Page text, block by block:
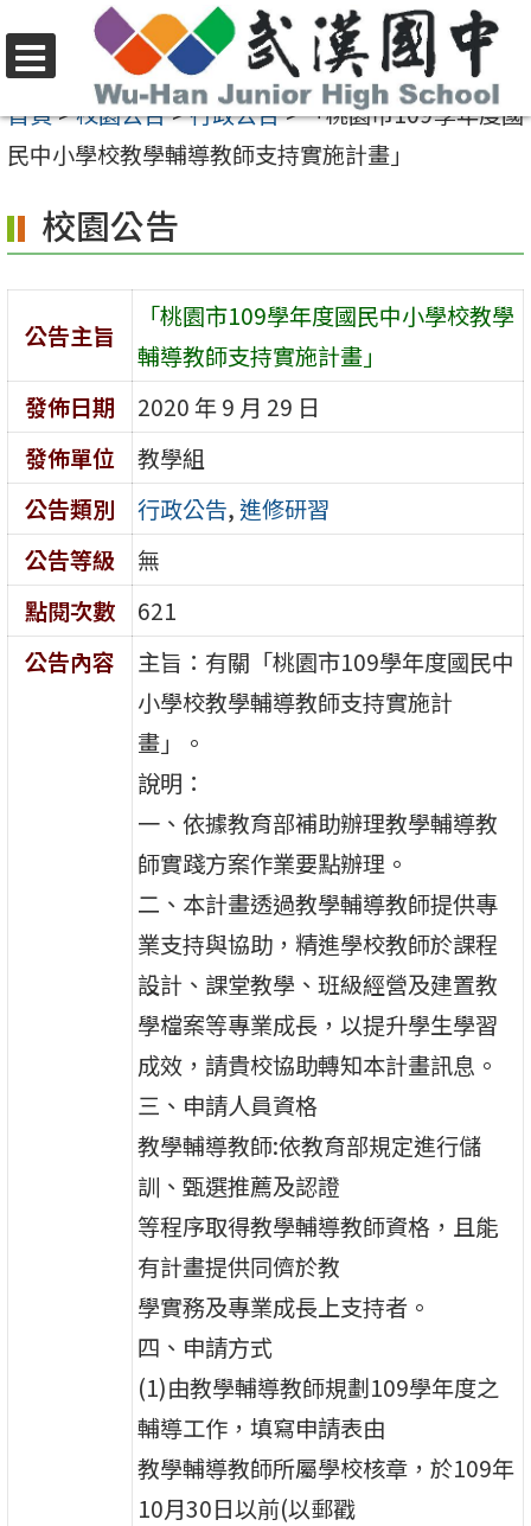
至
要
容
區
選
單
首頁>校園公告>行政公告>「桃園市109學年度國
民中小學校教學輔導教師支持實施計畫」
校園公告
公告主旨
「桃園市109學年度國民中小學校教學
輔導教師支持實施計畫」
發佈日期
2020 年 9 月 29 日
發佈單位
教學組
公告類別
行政公告,進修研習
公告等級
無
點閱次數
621
公告內容
主旨：有關「桃園市109學年度國民中
小學校教學輔導教師支持實施計
畫」。
說明：
一、依據教育部補助辦理教學輔導教
師實踐方案作業要點辦理。
二、本計畫透過教學輔導教師提供專
業支持與協助，精進學校教師於課程
設計、課堂教學、班級經營及建置教
學檔案等專業成長，以提升學生學習
成效，請貴校協助轉知本計畫訊息。
三、申請人員資格
教學輔導教師:依教育部規定進行儲
訓、甄選推薦及認證
等程序取得教學輔導教師資格，且能
有計畫提供同儕於教
學實務及專業成長上支持者。
四、申請方式
(1)由教學輔導教師規劃109學年度之
輔導工作，填寫申請表由
教學輔導教師所屬學校核章，於109年
10月30日以前(以郵戳